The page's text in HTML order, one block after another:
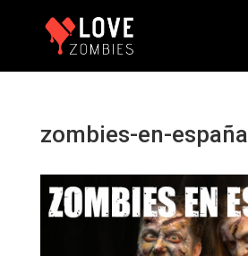
zombies-en-españa